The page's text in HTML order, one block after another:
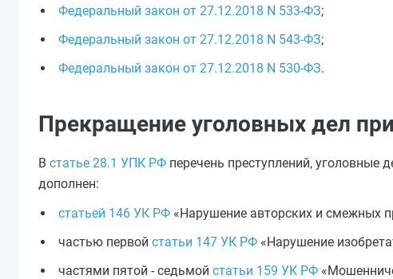
Федеральный закон от 27.12.2018 N 533-ФЗ;
Федеральный закон от 27.12.2018 N 543-ФЗ;
Федеральный закон от 27.12.2018 N 530-ФЗ.
Прекращение уголовных дел
В статье 28.1 УПК РФ перечень преступлений,
дополнен:
статьей 146 УК РФ «Нарушение авторских и смежных
частью первой статьи 147 УК РФ «Нарушение
частями пятой - седьмой статьи 159 УК РФ